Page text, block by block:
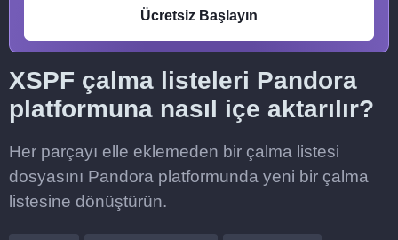
Ücretsiz Başlayın
XSPF çalma listeleri Pandora
platformuna nasıl içe aktarılır?
Her parçayı elle eklemeden bir çalma listesi
dosyasını Pandora platformunda yeni bir çalma
listesine dönüştürün.